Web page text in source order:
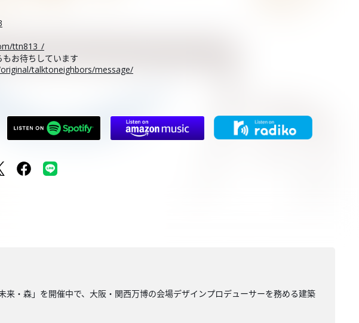
ttn813_/
お待ちしています
talktoneighbors/message/
・森」を開催中で、大阪・関西万博の会場デザインプロデューサーを務める建築